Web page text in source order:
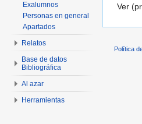
Ver
Exalumnos
Personas en general
Apartados
Relatos
Base de datos
Bibliográfica
Al azar
Herramientas
Política